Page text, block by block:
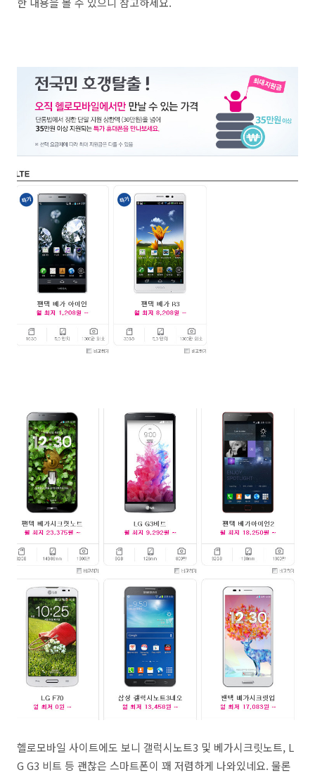
헬로모바일 사이트에도 보니 갤럭시노트3 및 베가시크릿노트, L
G G3 비트 등 괜찮은 스마트폰이 꽤 저렴하게 나와있네요. 물론